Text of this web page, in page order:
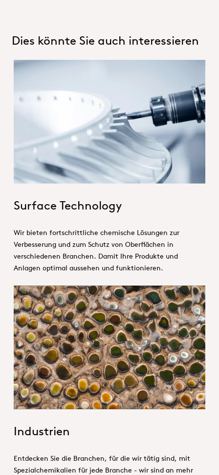
Dies könnte Sie auch interessieren
1_Hero_SurfaceTechnology
Surface Technology
Wir bieten fortschrittliche chemische Lösungen zur
Verbesserung und zum Schutz von Oberflächen in
verschiedenen Branchen. Damit Ihre Produkte und
Anlagen optimal aussehen und funktionieren.
1. Specialties _Hero
Industrien
Entdecken Sie die Branchen, für die wir tätig sind, mit
Spezialchemikalien für jede Branche - wir sind an mehr